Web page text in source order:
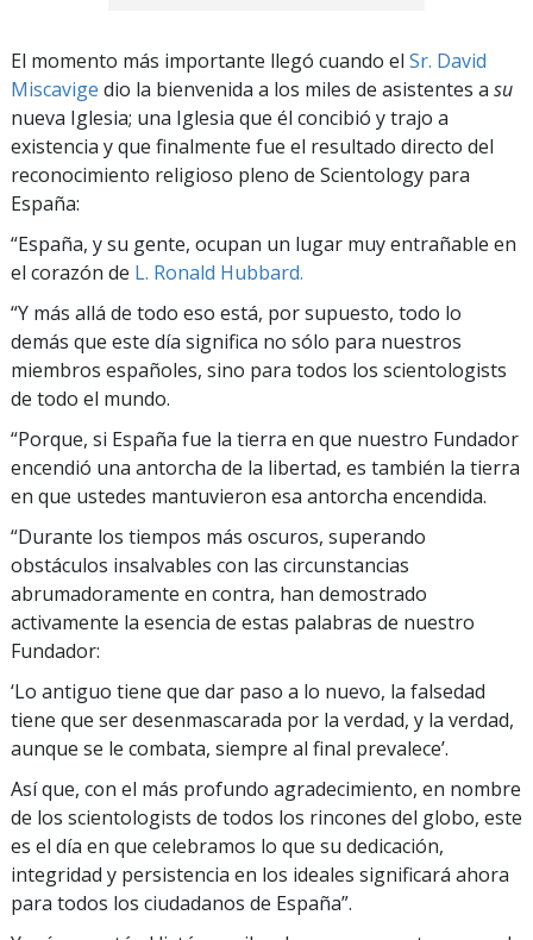
El momento más importante llegó cuando el Sr. David
Miscavige dio la bienvenida a los miles de asistentes a su
nueva Iglesia; una Iglesia que él concibió y trajo a
existencia y que finalmente fue el resultado directo del
reconocimiento religioso pleno de Scientology para
España:
“España, y su gente, ocupan un lugar muy entrañable en
el corazón de L. Ronald Hubbard.
“Y más allá de todo eso está, por supuesto, todo lo
demás que este día significa no sólo para nuestros
miembros españoles, sino para todos los scientologists
de todo el mundo.
“Porque, si España fue la tierra en que nuestro Fundador
encendió una antorcha de la libertad, es también la tierra
en que ustedes mantuvieron esa antorcha encendida.
“Durante los tiempos más oscuros, superando
obstáculos insalvables con las circunstancias
abrumadoramente en contra, han demostrado
activamente la esencia de estas palabras de nuestro
Fundador:
‘Lo antiguo tiene que dar paso a lo nuevo, la falsedad
tiene que ser desenmascarada por la verdad, y la verdad,
aunque se le combata, siempre al final prevalece’.
Así que, con el más profundo agradecimiento, en nombre
de los scientologists de todos los rincones del globo, este
es el día en que celebramos lo que su dedicación,
integridad y persistencia en los ideales significará ahora
para todos los ciudadanos de España”.